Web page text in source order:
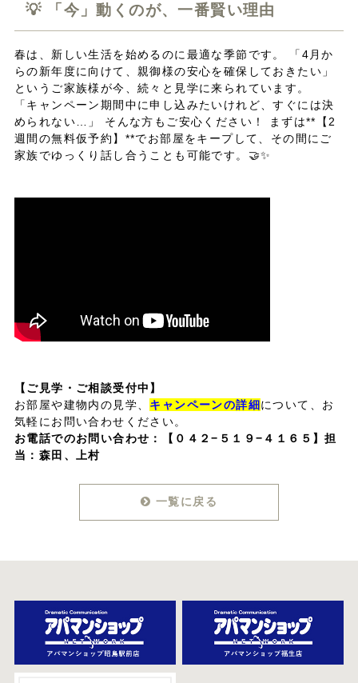
💡 「今」動くのが、一番賢い理由
春は、新しい生活を始めるのに最適な季節です。 「4月か
らの新年度に向けて、親御様の安心を確保しておきたい」
というご家族様が今、続々と見学に来られています。
「キャンペーン期間中に申し込みたいけれど、すぐには決
められない…」 そんな方もご安心ください！ まずは**【2
週間の無料仮予約】**でお部屋をキープして、その間にご
家族でゆっくり話し合うことも可能です。🤝✨
【ご見学・ご相談受付中】
お部屋や建物内の見学、 キャンペーンの詳細について、お
気軽にお問い合わせください。
お電話でのお問い合わせ：
【０４２−５１９−４１６５】担
当：森田、上村
一覧に戻る